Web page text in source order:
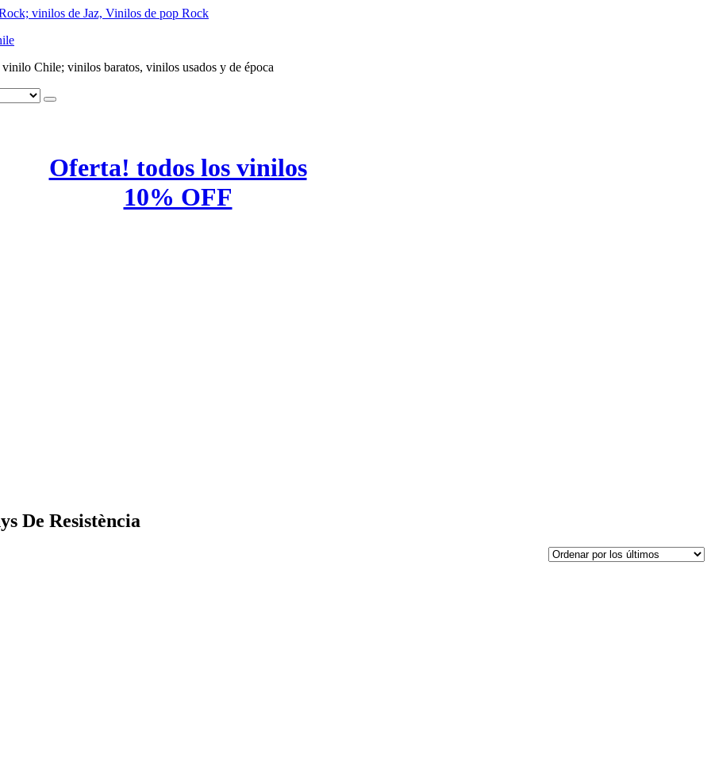
Chile; vinilos baratos, vinilos usados y de época
Oferta! todos los vinilos
10% OFF
De Resistència